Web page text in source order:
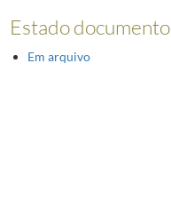
Estado documento
Em arquivo